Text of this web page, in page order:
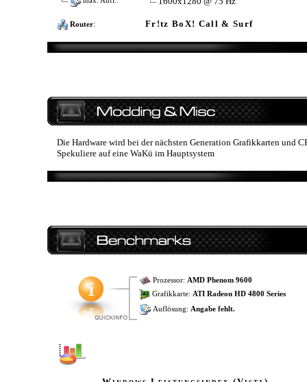
Router: Fr!tz BoX! Call & Surf
Die Hardware wird bei der nächsten Generation Grafikkarten und
Spekuliere auf eine WaKü im Hauptsystem
Prozessor: AMD Phenom 9600
Grafikkarte: ATI Radeon HD 4800 Series
Auflösung: Angabe fehlt.